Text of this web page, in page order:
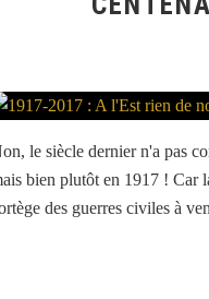
le siècle dernier n'a pas
bien plutôt en 1917 ! Car
des guerres civiles à